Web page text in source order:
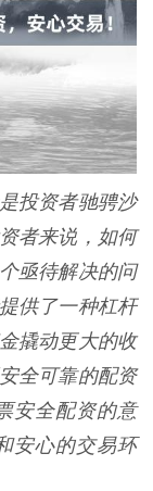
投资者驰骋沙
者来说，如何
亟待解决的问
供了一种杠杆
撬动更大的收
全可靠的配资
安全配资的意
安心的交易环